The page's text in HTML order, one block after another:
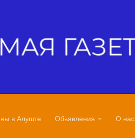
в Алуште Обьявления О нас